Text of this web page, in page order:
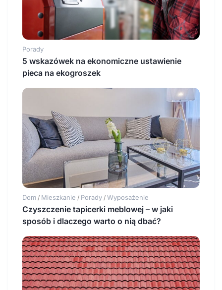
Porady
5 wskazówek na ekonomiczne ustawienie
pieca na ekogroszek
Dom / Mieszkanie / Porady / Wyposażenie
Czyszczenie tapicerki meblowej – w jaki
sposób i dlaczego warto o nią dbać?